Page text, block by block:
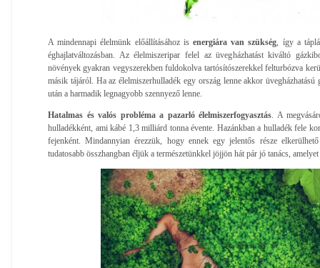
A mindennapi élelmünk előállításához is energiára van szükség , így a
éghajlatváltozásban. Az élelmiszeripar felel az üvegházhatást kiváltó
növények gyakran vegyszerekben fuldokolva tartósítószerekkel felturbózva
másik tájáról. Ha az élelmiszerhulladék egy ország lenne akkor
után a harmadik legnagyobb szennyező lenne.
Hatalmas és valós probléma a pazarló élelmiszerfogyasztás . A
hulladékként, ami kábé 1,3 milliárd tonna évente. Hazánkban a hulladék fele
fejenként. Mindannyian érezzük, hogy ennek egy jelentős része
tudatosabb összhangban éljük a természetünkkel jöjjön hát pár jó tanács,